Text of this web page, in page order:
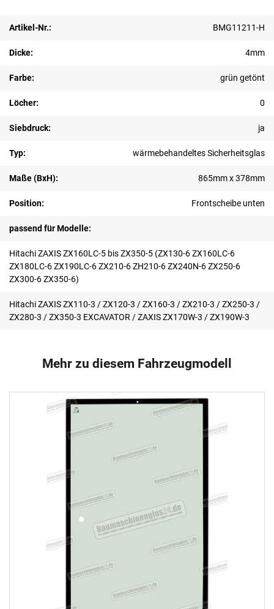
Artikel-Nr.: BMG11211-H
Dicke: 4mm
Farbe: grün getönt
Löcher: 0
Siebdruck: ja
Typ: wärmebehandeltes Sicherheitsglas
Maße (BxH): 865mm x 378mm
Position: Frontscheibe unten
passend für Modelle:
Hitachi ZAXIS ZX160LC-5 bis ZX350-5 (ZX130-6 ZX160LC-6
ZX180LC-6 ZX190LC-6 ZX210-6 ZH210-6 ZX240N-6 ZX250-6
ZX300-6 ZX350-6)
Hitachi ZAXIS ZX110-3 / ZX120-3 / ZX160-3 / ZX210-3 / ZX250-3 /
ZX280-3 / ZX350-3 EXCAVATOR / ZAXIS ZX170W-3 / ZX190W-3
Mehr zu diesem Fahrzeugmodell